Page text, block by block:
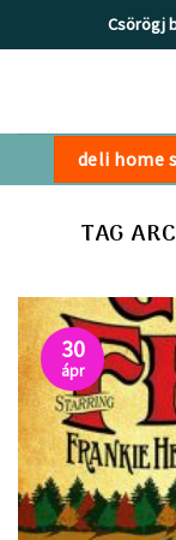
to
Csörögj
deli home
TAG
30
ápr